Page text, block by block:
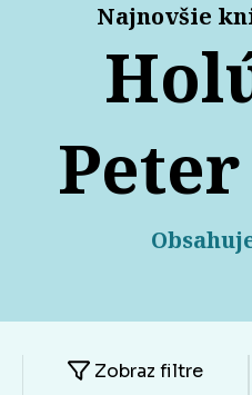
Najnovšie
Zobraz filtre